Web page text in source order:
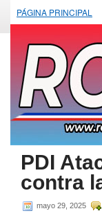
PÁGINA PRINCIPAL
PDI
contra
mayo 29, 2025